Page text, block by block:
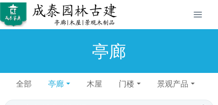
亭廊
全部 亭廊 木屋 门楼 景观产品